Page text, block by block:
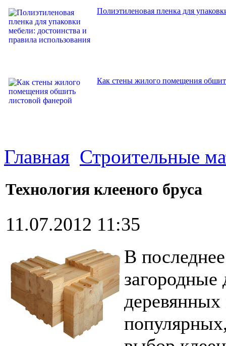
Полиэтиленовая пленка для
Как стены жилого помещения
Главная Строительные
Технология клееного бруса
11.07.2012 11:35
В
загородные